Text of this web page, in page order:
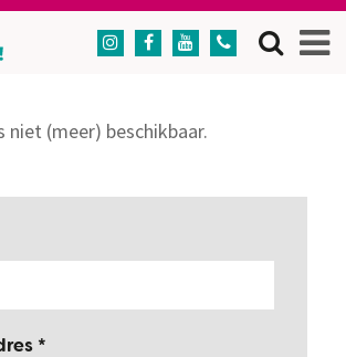
   
niet (meer) beschikbaar.